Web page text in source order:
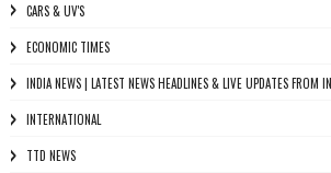
CARS & UV'S
ECONOMIC TIMES
INDIA NEWS | LATEST NEWS HEADLINES & LIVE UPDATES FROM
INTERNATIONAL
TTD NEWS